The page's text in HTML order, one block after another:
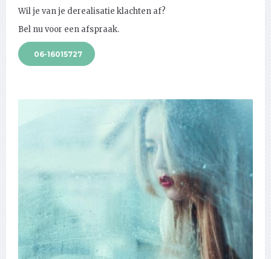
Wil je van je derealisatie klachten af?
Bel nu voor een afspraak.
06-16015727